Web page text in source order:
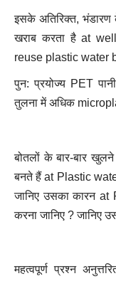
इसके अतिरिक्त, भंडारण
खराब करता है at
reuse plastic water
पुन: प्रयोज्य PET
तुलना में अधिक
बोतलों के बार-बार
बनते हैं at Plastic
जानिए उसका कारन
करना जानिए ? जानिए
महत्वपूर्ण प्रश्न